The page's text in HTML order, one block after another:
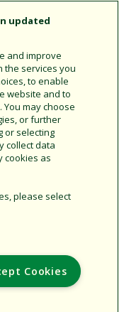
الانضمام لفريق
الأشخاص في
فريق عملنا، فاتبع
وتقديم طلب لها.
تقديم طلب الآن
updated
and improve
the services you
to enable
website and to
may choose
or further
or selecting
collect data
cookies as
please select
Cookies